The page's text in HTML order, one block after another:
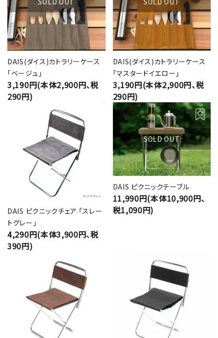
DAIS(ダイス)カトラリーケース
「ベージュ」
3,190円(本体2,900円、税
290円)
DAIS(ダイス)カトラリーケース
「マスタードイエロー」
3,190円(本体2,900円、税
290円)
DAIS ピクニックチェア 「スレー
トグレー」
4,290円(本体3,900円、税
390円)
SOLD OUT
DAIS ピクニックテーブル
11,990円(本体10,900円、
税1,090円)